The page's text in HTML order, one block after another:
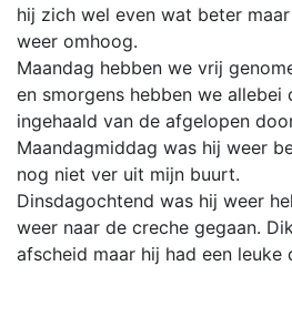
hij zich wel even wat beter
weer omhoog.
Maandag hebben we vrij
en smorgens hebben we allebei
ingehaald van de afgelopen
Maandagmiddag was hij weer
nog niet ver uit mijn buurt.
Dinsdagochtend was hij weer
weer naar de creche gegaan.
afscheid maar hij had een leuke